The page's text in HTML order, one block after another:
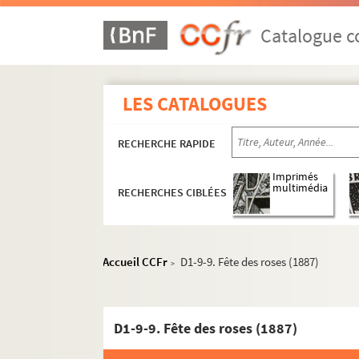
Catalogue
LES CATALOGUES
RECHERCHE RAPIDE
RECHERCHES CIBLÉES
Imprimés
multimédia
Accueil CCFr > D1-9-9. Fête des roses (1887)
D1-9-9. Fête des roses (1887)
D1-1. Sans titre
D1-1bis. Sans titre